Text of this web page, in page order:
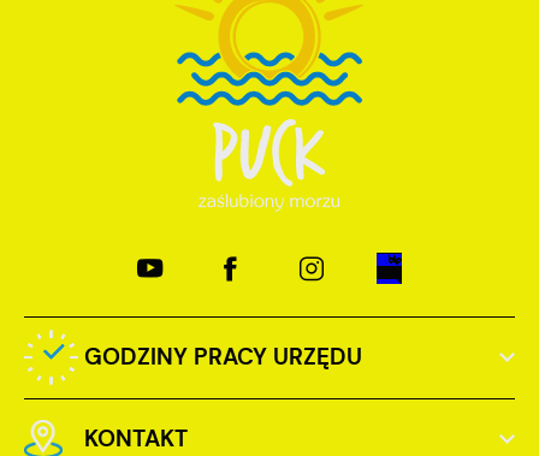
GODZINY PRACY URZĘDU
KONTAKT